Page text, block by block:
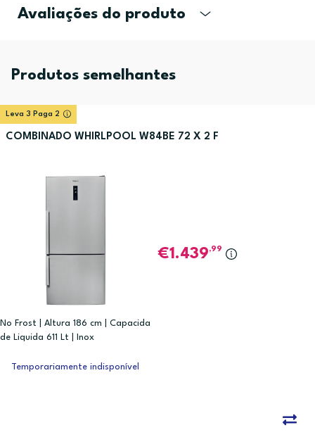
Avaliações do produto
Produtos semelhantes
Leva 3 Paga 2
COMBINADO WHIRLPOOL W84BE 72 X 2 F
No Frost | Altura 186 cm | Capacida
de Liquida 611 Lt | Inox
1.439,99
Temporariamente indisponível